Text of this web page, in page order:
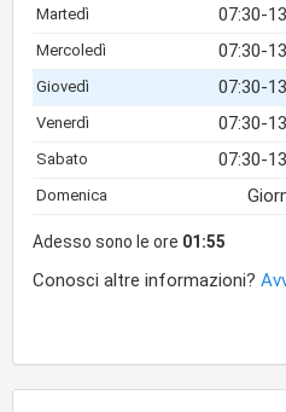
Martedì 07:30-
Mercoledì 07:30-
Giovedì 07:30-
Venerdì 07:30-
Sabato 07:30-
Domenica
Adesso sono le ore 01:55
Conosci altre informazioni?